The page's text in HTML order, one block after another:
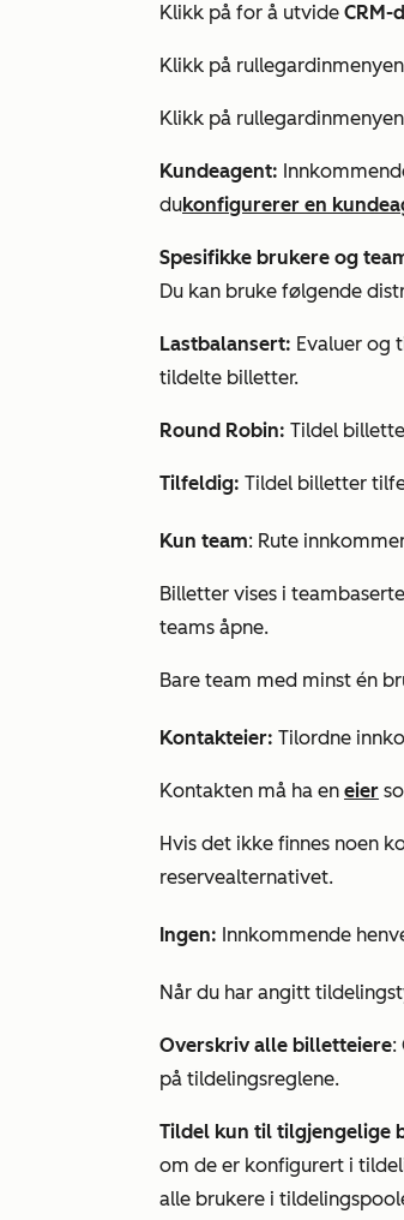
Klikk på for å utvide CRM-
Klikk på rullegardinmenyen
Klikk på rullegardinmenyen
Kundeagent:
dukonfigurerer en
Spesifikke brukere og
Du kan bruke følgende
Lastbalansert: Evaluer og
tildelte billetter.
Round Robin: Tildel
Tilfeldig: Tildel billetter
Kun team: Rute
Billetter vises i
teams åpne.
Bare team med minst én
Kontakteier: Tilordne
Kontakten må ha en eier
Hvis det ikke finnes noen
reservealternativet.
Ingen: Innkommende
Når du har angitt
Overskriv alle billetteiere:
på tildelingsreglene.
Tildel kun til tilgjengelige
om de er konfigurert i
alle brukere i